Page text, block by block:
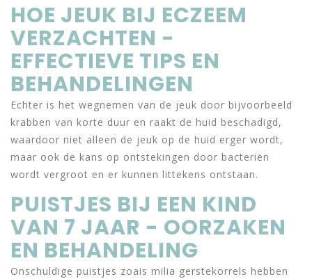
HOE JEUK BIJ ECZEEM
VERZACHTEN -
EFFECTIEVE TIPS EN
BEHANDELINGEN
Echter is het wegnemen van de jeuk door bijvoorbeeld
krabben van korte duur en raakt de huid beschadigd,
waardoor niet alleen de jeuk op de huid erger wordt,
maar ook de kans op ontstekingen door bacteriën
wordt vergroot en er kunnen littekens ontstaan.
PUISTJES BIJ EEN KIND
VAN 7 JAAR - OORZAKEN
EN BEHANDELING
Onschuldige puistjes zoais milia gerstekorrels hebben